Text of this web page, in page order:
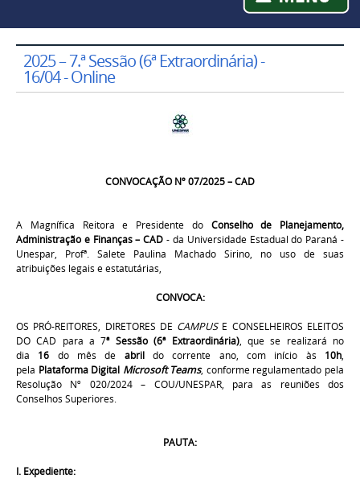
2025 – 7.ª Sessão (6ª Extraordinária) -
16/04 - Online
CONVOCAÇÃO Nº 07/2025 – CAD
A Magnífica Reitora e Presidente do Conselho de Planejamento,
Administração e Finanças – CAD- da Universidade Estadual do Paraná -
Unespar, Profª. Salete Paulina Machado Sirino, no uso de suas
atribuições legais e estatutárias,
CONVOCA:
OS PRÓ-REITORES, DIRETORES DE CAMPUS E CONSELHEIROS ELEITOS
DO CAD para a 7ª Sessão (6ª Extraordinária), que se realizará no
dia 16 do mês de abrildo corrente ano, com início às 10h,
pela Plataforma Digital Microsoft Teams, conforme regulamentado pela
Resolução Nº 020/2024 – COU/UNESPAR, para as reuniões dos
Conselhos Superiores.
PAUTA:
I. Expediente: